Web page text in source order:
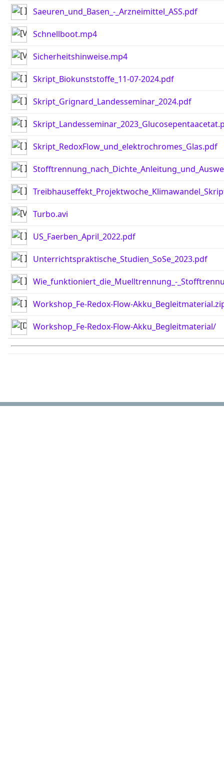
Saeuren_und_Basen_-_Arzneimittel_ASS.pdf
Schnellboot.mp4
Sicherheitshinweise.mp4
Skript_Biokunststoffe_11-07-2024.pdf
Skript_Grignard_Landesseminar_2024.pdf
Skript_RedoxFlow_und_elektrochromes_Glas.pdf
Turbo.avi
US_Faerben_April_2022.pdf
Unterrichtspraktische_Studien_SoSe_2023.pdf
Wie_funktioniert_die_Muelltrennung_-
Workshop_Fe-Redox-Flow-
Workshop_Fe-Redox-Flow-Akku_Begleitmaterial/